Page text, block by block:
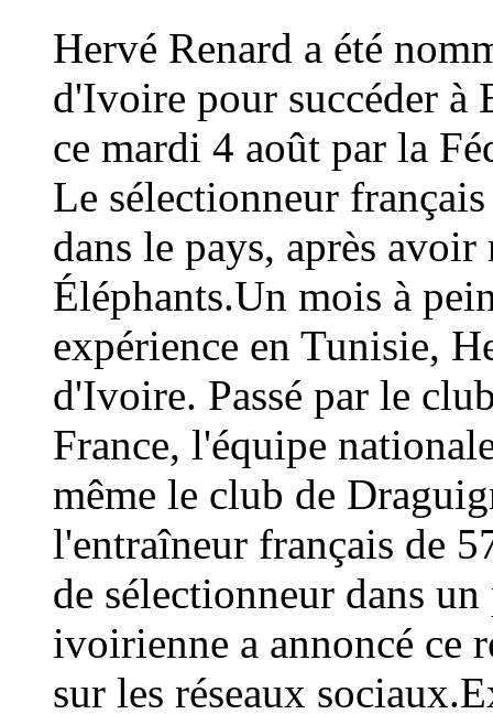
Hervé Renard a été
d'Ivoire pour succéder à
ce mardi 4 août par la
Le sélectionneur
dans le pays, après
Éléphants.Un mois à
expérience en Tunisie,
d'Ivoire. Passé par le
France, l'équipe
même le club de
l'entraîneur français de
de sélectionneur dans
ivoirienne a annoncé ce
sur les réseaux